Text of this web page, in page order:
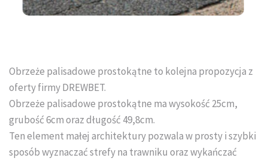
USŁUGI BRUKARSKIE
Układanie kostki brukowej
Obrzeże palisadowe prostokątne to kolejna propozycja z
oferty firmy DREWBET.
Obrzeże palisadowe prostokątne ma wysokość 25cm,
grubość 6cm oraz długość 49,8cm.
Ten element małej architektury pozwala w prosty i szybki
sposób wyznaczać strefy na trawniku oraz wykańczać